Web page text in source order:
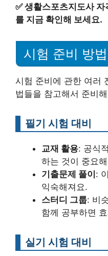
✅생활스포츠지도사 자
를 지금 확인해 보세요.
시험 준비 방법
시험 준비에 관한 여러
법들을 참고해서 준비
필기 시험 대비
교재 활용: 공식
하는 것이 중요
기출문제 풀이 :
익숙해져요.
스터디 그룹: 비
함께 공부하면
실기 시험 대비